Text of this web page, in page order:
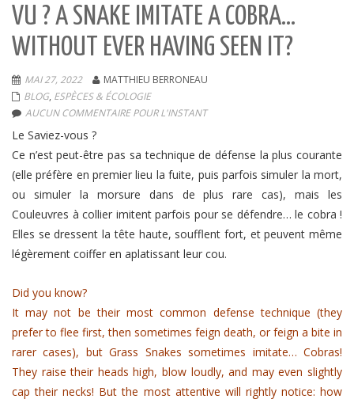
VU ? A SNAKE IMITATE A COBRA…
WITHOUT EVER HAVING SEEN IT?
MAI 27, 2022
MATTHIEU BERRONEAU
BLOG, ESPÈCES & ÉCOLOGIE
AUCUN COMMENTAIRE POUR L'INSTANT
Le Saviez-vous ?
Ce n’est peut-être pas sa technique de défense la plus courante
(elle préfère en premier lieu la fuite, puis parfois simuler la mort,
ou simuler la morsure dans de plus rare cas), mais les
Couleuvres à collier imitent parfois pour se défendre… le cobra !
Elles se dressent la tête haute, soufflent fort, et peuvent même
légèrement coiffer en aplatissant leur cou.
Did you know?
It may not be their most common defense technique (they
prefer to flee first, then sometimes feign death, or feign a bite in
rarer cases), but Grass Snakes sometimes imitate… Cobras!
They raise their heads high, blow loudly, and may even slightly
cap their necks! But the most attentive will rightly notice: how